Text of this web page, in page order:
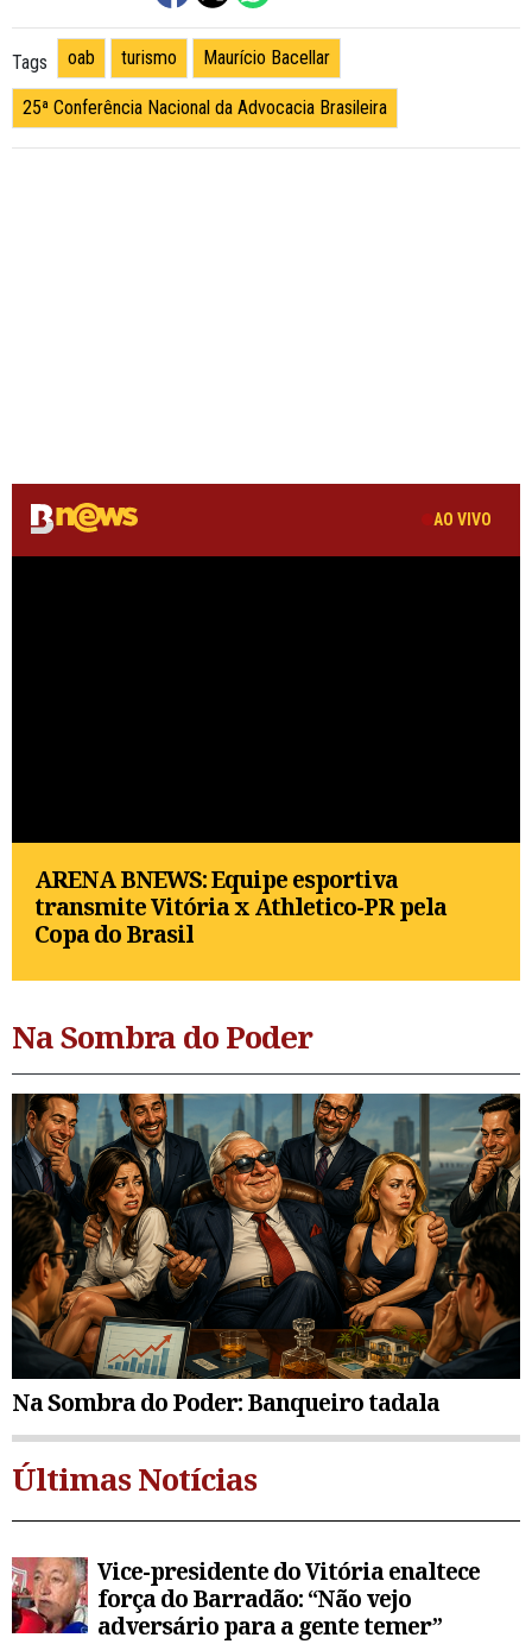
Tags oab turismo Maurício Bacellar
25ª Conferência Nacional da Advocacia Brasileira
AO VIVO
ARENA BNEWS: Equipe esportiva
transmite Vitória x Athletico-PR pela
Copa do Brasil
Na Sombra do Poder
Na Sombra do Poder: Banqueiro tadala
Últimas Notícias
Vice-presidente do Vitória enaltece
força do Barradão: “Não vejo
adversário para a gente temer”